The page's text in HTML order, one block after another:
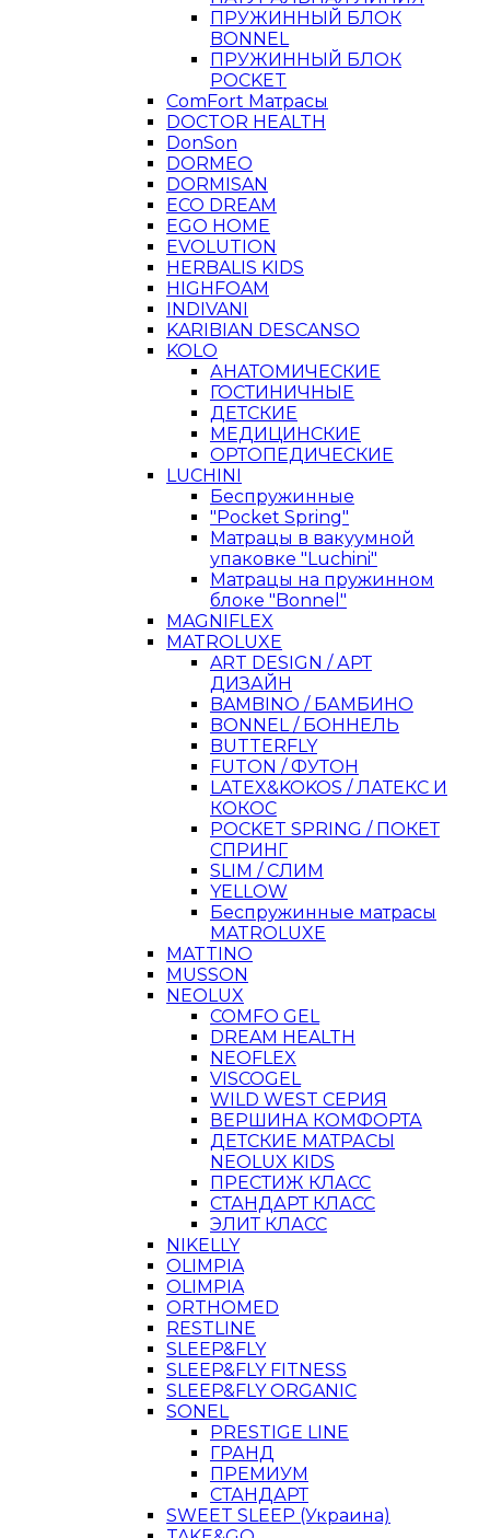
ПРУЖИННЫЙ БЛОК
BONNEL
ПРУЖИННЫЙ БЛОК
POCKET
ComFort Матрасы
DOCTOR HEALTH
DonSon
DORMEO
DORMISAN
ECO DREAM
EGO HOME
EVOLUTION
HERBALIS KIDS
HIGHFOAM
INDIVANI
KARIBIAN DESCANSO
KOLO
АНАТОМИЧЕСКИЕ
ГОСТИНИЧНЫЕ
ДЕТСКИЕ
МЕДИЦИНСКИЕ
ОРТОПЕДИЧЕСКИЕ
LUCHINI
Беспружинные
"Pocket Spring"
Матрацы в вакуумной
упаковке "Luchini"
Матрацы на пружинном
блоке "Bonnel"
MAGNIFLEX
MATROLUXE
ART DESIGN / АРТ
ДИЗАЙН
BAMBINO / БАМБИНО
BONNEL / БОННЕЛЬ
BUTTERFLY
FUTON / ФУТОН
LATEX&KOKOS / ЛАТЕКС И
КОКОС
POCKET SPRING / ПОКЕТ
СПРИНГ
SLIM / СЛИМ
YELLOW
Беспружинные матрасы
MATROLUXE
MATTINO
MUSSON
NEOLUX
COMFO GEL
DREAM HEALTH
NEOFLEX
VISCOGEL
WILD WEST СЕРИЯ
ВЕРШИНА КОМФОРТА
ДЕТСКИЕ МАТРАСЫ
NEOLUX KIDS
ПРЕСТИЖ КЛАСС
СТАНДАРТ КЛАСС
ЭЛИТ КЛАСС
NIKELLY
OLIMPIA
OLIMPIA
ORTHOMED
RESTLINE
SLEEP&FLY
SLEEP&FLY FITNESS
SLEEP&FLY ORGANIC
SONEL
PRESTIGE LINE
ГРАНД
ПРЕМИУМ
СТАНДАРТ
SWEET SLEEP (Украина)